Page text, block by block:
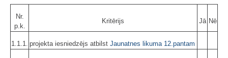
Nr.
p.k.
Kritērijs Jā Nē
1.1.1. projekta iesniedzējs atbilst Jaunatnes likuma 12.pantam